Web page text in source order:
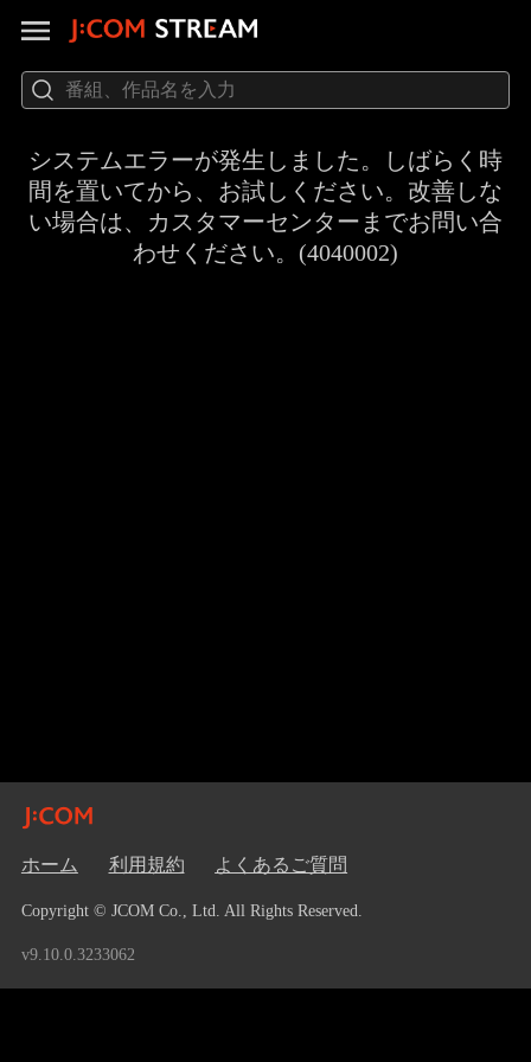
システムエラーが発生しました。しばらく時
間を置いてから、お試しください。改善しな
い場合は、カスタマーセンターまでお問い合
わせください。(4040002)
ホーム 利用規約 よくあるご質問
Copyright © JCOM Co., Ltd. All Rights Reserved.
v9.10.0.3233062